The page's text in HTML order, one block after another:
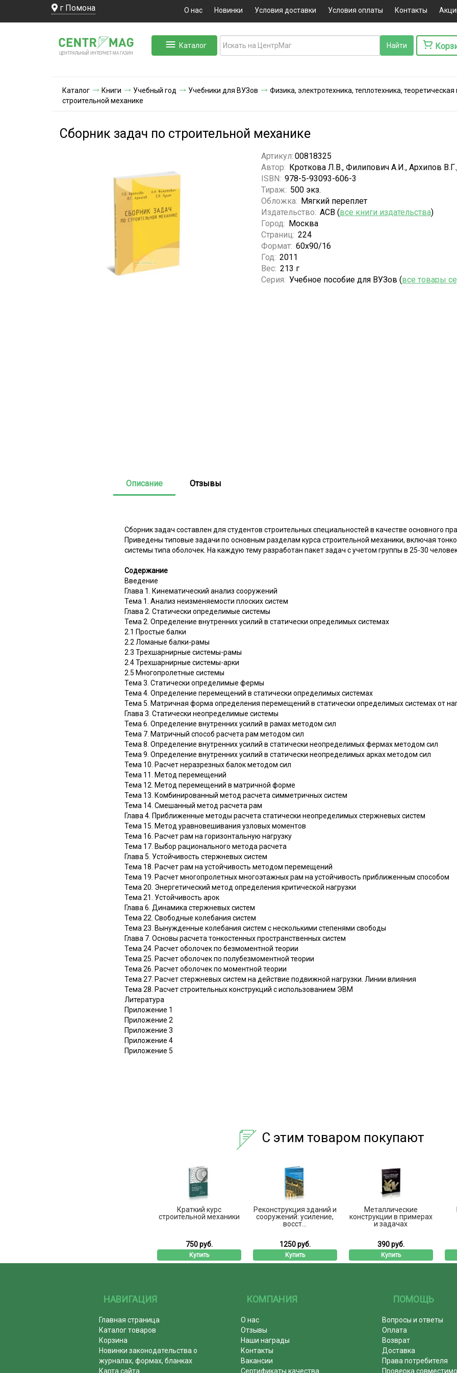
г Помона О нас Новинки Условия доставки Условия оплаты Контакты
ЦЕНТРАЛЬНЫЙ ИНТЕРНЕТ-МА ГАЗИН
Каталог
Каталог Книги Учебный год Учебники для ВУЗов Физика, электротехника, теплотехника,
строительной механике
Сборник задач по строительной механике
Артикул: 00818325
Автор: Кроткова Л.В., Филипович А.И., Архипов
ISBN: 978-5-93093-606-3
Тираж: 500 экз.
Обложка: Мягкий переплет
Издательство: АСВ (все книги издательства)
Город: Москва
Страниц: 224
Формат: 60х90/16
Год: 2011
Вес: 213 г
Серия: Учебное пособие для ВУЗов (все товары
Описание Отзывы
Сборник задач составлен для студентов строительных специальностей в качестве основного
Приведены типовые задачи по основным разделам курса строительной механики, включая
системы типа оболочек. На каждую тему разработан пакет задач с учетом группы в 25-30
Содержание
Введение
Глава 1. Кинематический анализ сооружений
Тема 1. Анализ неизменяемости плоских систем
Глава 2. Статически определимые системы
Тема 2. Определение внутренних усилий в статически определимых системах
2.1 Простые балки
2.2 Ломаные балки-рамы
2.3 Трехшарнирные системы-рамы
2.4 Трехшарнирные системы-арки
2.5 Многопролетные системы
Тема 3. Статически определимые фермы
Тема 4. Определение перемещений в статически определимых системах
Тема 5. Матричная форма определения перемещений в статически определимых системах от
Глава 3. Статически неопределимые системы
Тема 6. Определение внутренних усилий в рамах методом сил
Тема 7. Матричный способ расчета рам методом сил
Тема 8. Определение внутренних усилий в статически неопределимых фермах методом сил
Тема 9. Определение внутренних усилий в статически неопределимых арках методом сил
Тема 10. Расчет неразрезных балок методом сил
Тема 11. Метод перемещений
Тема 12. Метод перемещений в матричной форме
Тема 13. Комбинированный метод расчета симметричных систем
Тема 14. Смешанный метод расчета рам
Глава 4. Приближенные методы расчета статически неопределимых стержневых систем
Тема 15. Метод уравновешивания узловых моментов
Тема 16. Расчет рам на горизонтальную нагрузку
Тема 17. Выбор рационального метода расчета
Глава 5. Устойчивость стержневых систем
Тема 18. Расчет рам на устойчивость методом перемещений
Тема 19. Расчет многопролетных многоэтажных рам на устойчивость приближенным способом
Тема 20. Энергетический метод определения критической нагрузки
Тема 21. Устойчивость арок
Глава 6. Динамика стержневых систем
Тема 22. Свободные колебания систем
Тема 23. Вынужденные колебания систем с несколькими степенями свободы
Глава 7. Основы расчета тонкостенных пространственных систем
Тема 24. Расчет оболочек по безмоментной теории
Тема 25. Расчет оболочек по полубезмоментной теории
Тема 26. Расчет оболочек по моментной теории
Тема 27. Расчет стержневых систем на действие подвижной нагрузки. Линии влияния
Тема 28. Расчет строительных конструкций с использованием ЭВМ
Литература
Приложение 1
Приложение 2
Приложение 3
Приложение 4
Приложение 5
С этим товаром покупают
Краткий курс
строительной механики
750 руб.
Купить
Реконструкция зданий и
сооружений: усиление,
восст...
1250 руб.
Купить
Металлические
конструкции в примерах
и задачах
390 руб.
Купить
НАВИГАЦИЯ
Главная страница
Каталог товаров
Корзина
Новинки законодательства о
журналах, формах, бланках
Карта сайта
КОМПАНИЯ
О нас
Отзывы
Наши награды
Контакты
Вакансии
Сертификаты качества
ПОМОЩЬ
Вопросы и ответы
Оплата
Возврат
Доставка
Права потребителя
Проверка